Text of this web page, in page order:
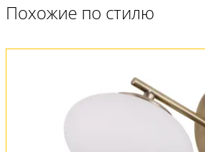
Похожие по стилю